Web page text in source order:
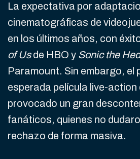
La expectativa por
cinematográficas de
en los últimos años, con
of Usde HBO y Sonic the
Paramount. Sin embargo, el
esperada película live-action
provocado un gran
fanáticos, quienes no
rechazo de forma masiva.